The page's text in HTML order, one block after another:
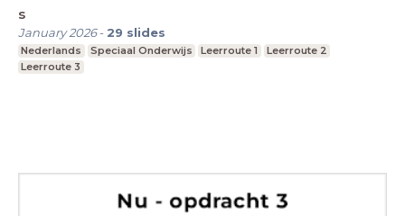
s
January 2026- 29 slides
Nederlands Speciaal Onderwijs Leerroute 1
Leerroute 2
Leerroute 3